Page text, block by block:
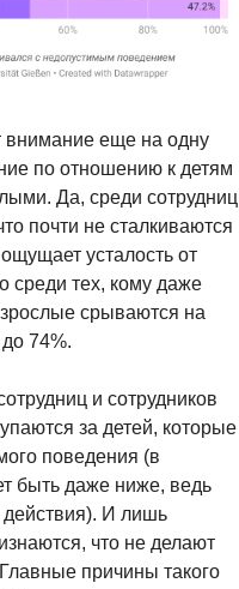
внимание еще на одну
по отношению к детям
Да, среди сотрудниц
почти не сталкиваются
усталость от
среди тех, кому даже
срываются на
74%.
и сотрудников
за детей, которые
поведения (в
быть даже ниже, ведь
И лишь
что не делают
причины такого